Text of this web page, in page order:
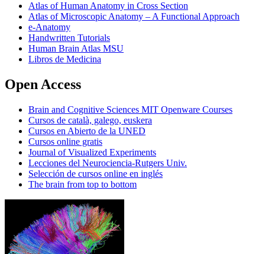
Atlas of Human Anatomy in Cross Section
Atlas of Microscopic Anatomy – A Functional Approach
e-Anatomy
Handwritten Tutorials
Human Brain Atlas MSU
Libros de Medicina
Open Access
Brain and Cognitive Sciences MIT Openware Courses
Cursos de català, galego, euskera
Cursos en Abierto de la UNED
Cursos online gratis
Journal of Visualized Experiments
Lecciones del Neurociencia-Rutgers Univ.
Selección de cursos online en inglés
The brain from top to bottom